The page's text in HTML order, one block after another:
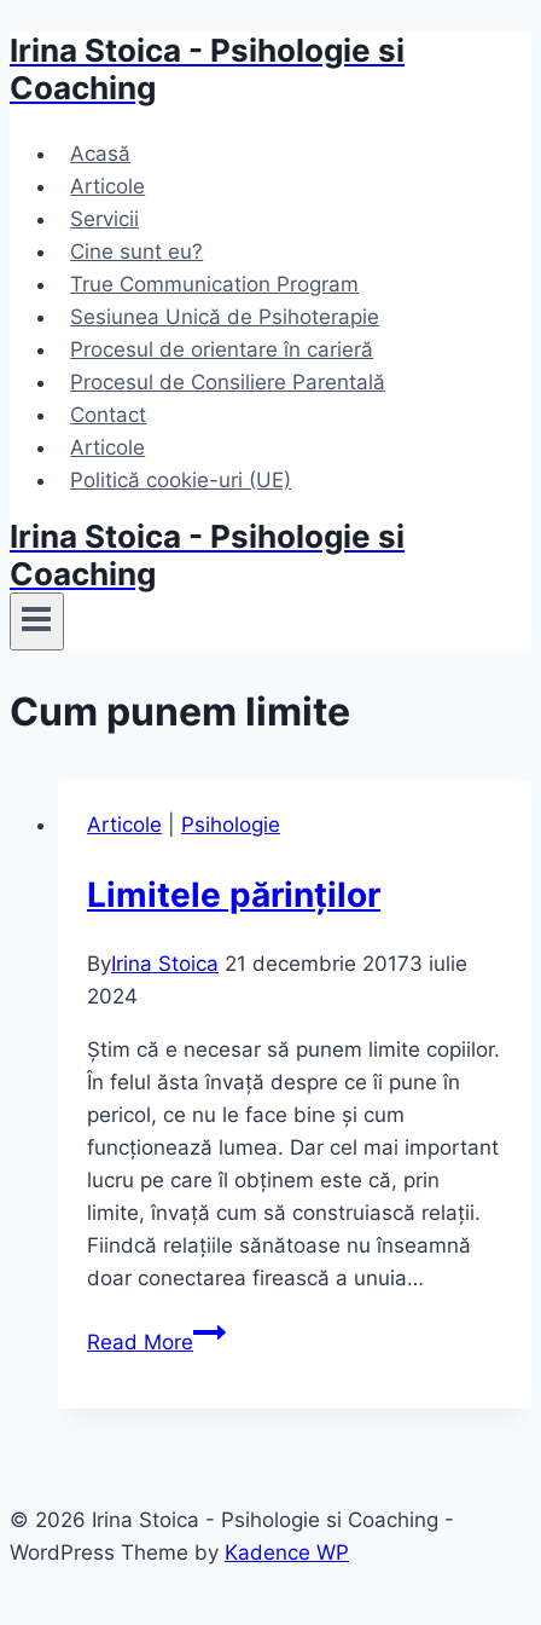
Skip
to
content
Irina Stoica - Psihologie si
Coaching
Acasă
Articole
Servicii
Cine sunt eu?
True Communication Program
Sesiunea Unică de Psihoterapie
Procesul de orientare în carieră
Procesul de Consiliere Parentală
Contact
Articole
Politică cookie-uri (UE)
Irina Stoica - Psihologie si
Coaching
Cum punem limite
Articole Psihologie
Limitele părinților
ByIrina Stoica 21 decembrie 20173 iulie
2024
Știm că e necesar să punem limite copiilor.
În felul ăsta învață despre ce îi pune în
pericol, ce nu le face bine și cum
funcționează lumea. Dar cel mai important
lucru pe care îl obținem este că, prin
limite, învață cum să construiască relații.
Fiindcă relațiile sănătoase nu înseamnă
doar conectarea firească a unuia…
Read MoreLimitele
© 2026 Irina Stoica - Psihologie si Coaching -
WordPress Theme by Kadence WP